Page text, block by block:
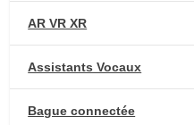
AR VR XR
Assistants Vocaux
Bague connectée